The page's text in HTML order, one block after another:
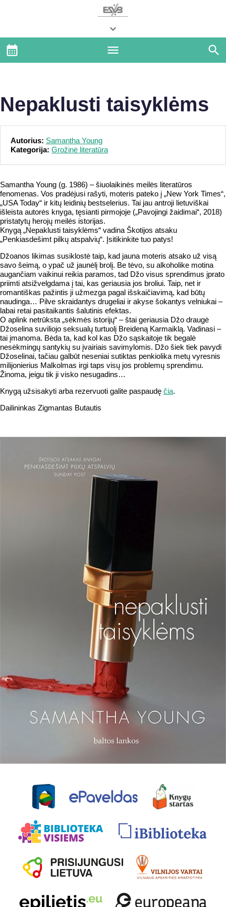
Nepaklusti taisyklėms
Autorius: Samantha Young
Kategorija: Grožinė literatūra
Samantha Young (g. 1986) – šiuolaikinės meilės literatūros
fenomenas. Vos pradėjusi rašyti, moteris pateko į „New York Times“,
„USA Today“ ir kitų leidinių bestselerius. Tai jau antroji lietuviškai
išleista autorės knyga, tęsianti pirmojoje („Pavojingi žaidimai“, 2018)
pristatytų herojų meilės istorijas.
Knygą „Nepaklusti taisyklėms“ vadina Škotijos atsaku
„Penkiasdešimt pilkų atspalvių“. Įsitikinkite tuo patys!
Džoanos likimas susiklostė taip, kad jauna moteris atsako už visą
savo šeimą, o ypač už jaunėlį brolį. Be tėvo, su alkoholike motina
augančiam vaikinui reikia paramos, tad Džo visus sprendimus įprato
priimti atsižvelgdama į tai, kas geriausia jos broliui. Taip, net ir
romantiškas pažintis ji užmezga pagal išskaičiavimą, kad būtų
naudinga… Pilve skraidantys drugeliai ir akyse šokantys velniukai –
labai retai pasitaikantis šalutinis efektas.
O aplink netrūksta „sėkmės istorijų“ – štai geriausia Džo draugė
Džoselina suviliojo seksualų turtuolį Breideną Karmaiklą. Vadinasi –
tai įmanoma. Bėda ta, kad kol kas Džo sąskaitoje tik begalė
nesėkmingų santykių su įvairiais savimylomis. Džo šiek tiek pavydi
Džoselinai, tačiau galbūt neseniai sutiktas penkiolika metų vyresnis
milijonierius Malkolmas irgi taps visų jos problemų sprendimu.
Žinoma, jeigu tik ji visko nesugadins…
Knygą užsisakyti arba rezervuoti galite paspaudę čia.
Dailininkas Zigmantas Butautis